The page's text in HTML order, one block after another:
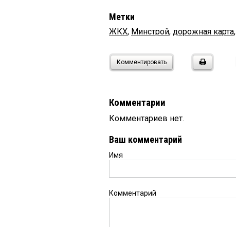
Метки
ЖКХ, Минстрой, дорожная карта,
Комментировать
Комментарии
Комментариев нет.
Ваш комментарий
Имя
Комментарий